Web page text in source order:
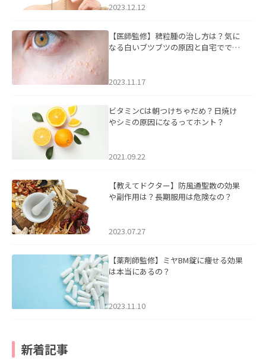
2023.12.12
【医師監修】稗粒腫の治し方は？気に
なる白いブツブツの原因と自宅ででき
2023.11.17
ビタミンCは朝つけちゃだめ？日焼け
やシミの原因になるってホント？
2021.09.22
【教えてドクター】防風通聖散の効果
や副作用は？長期服用は危険なの？
2023.07.27
【薬剤師監修】ミヤBM錠に痩せる効果
は本当にあるの？
2023.11.10
新着記事